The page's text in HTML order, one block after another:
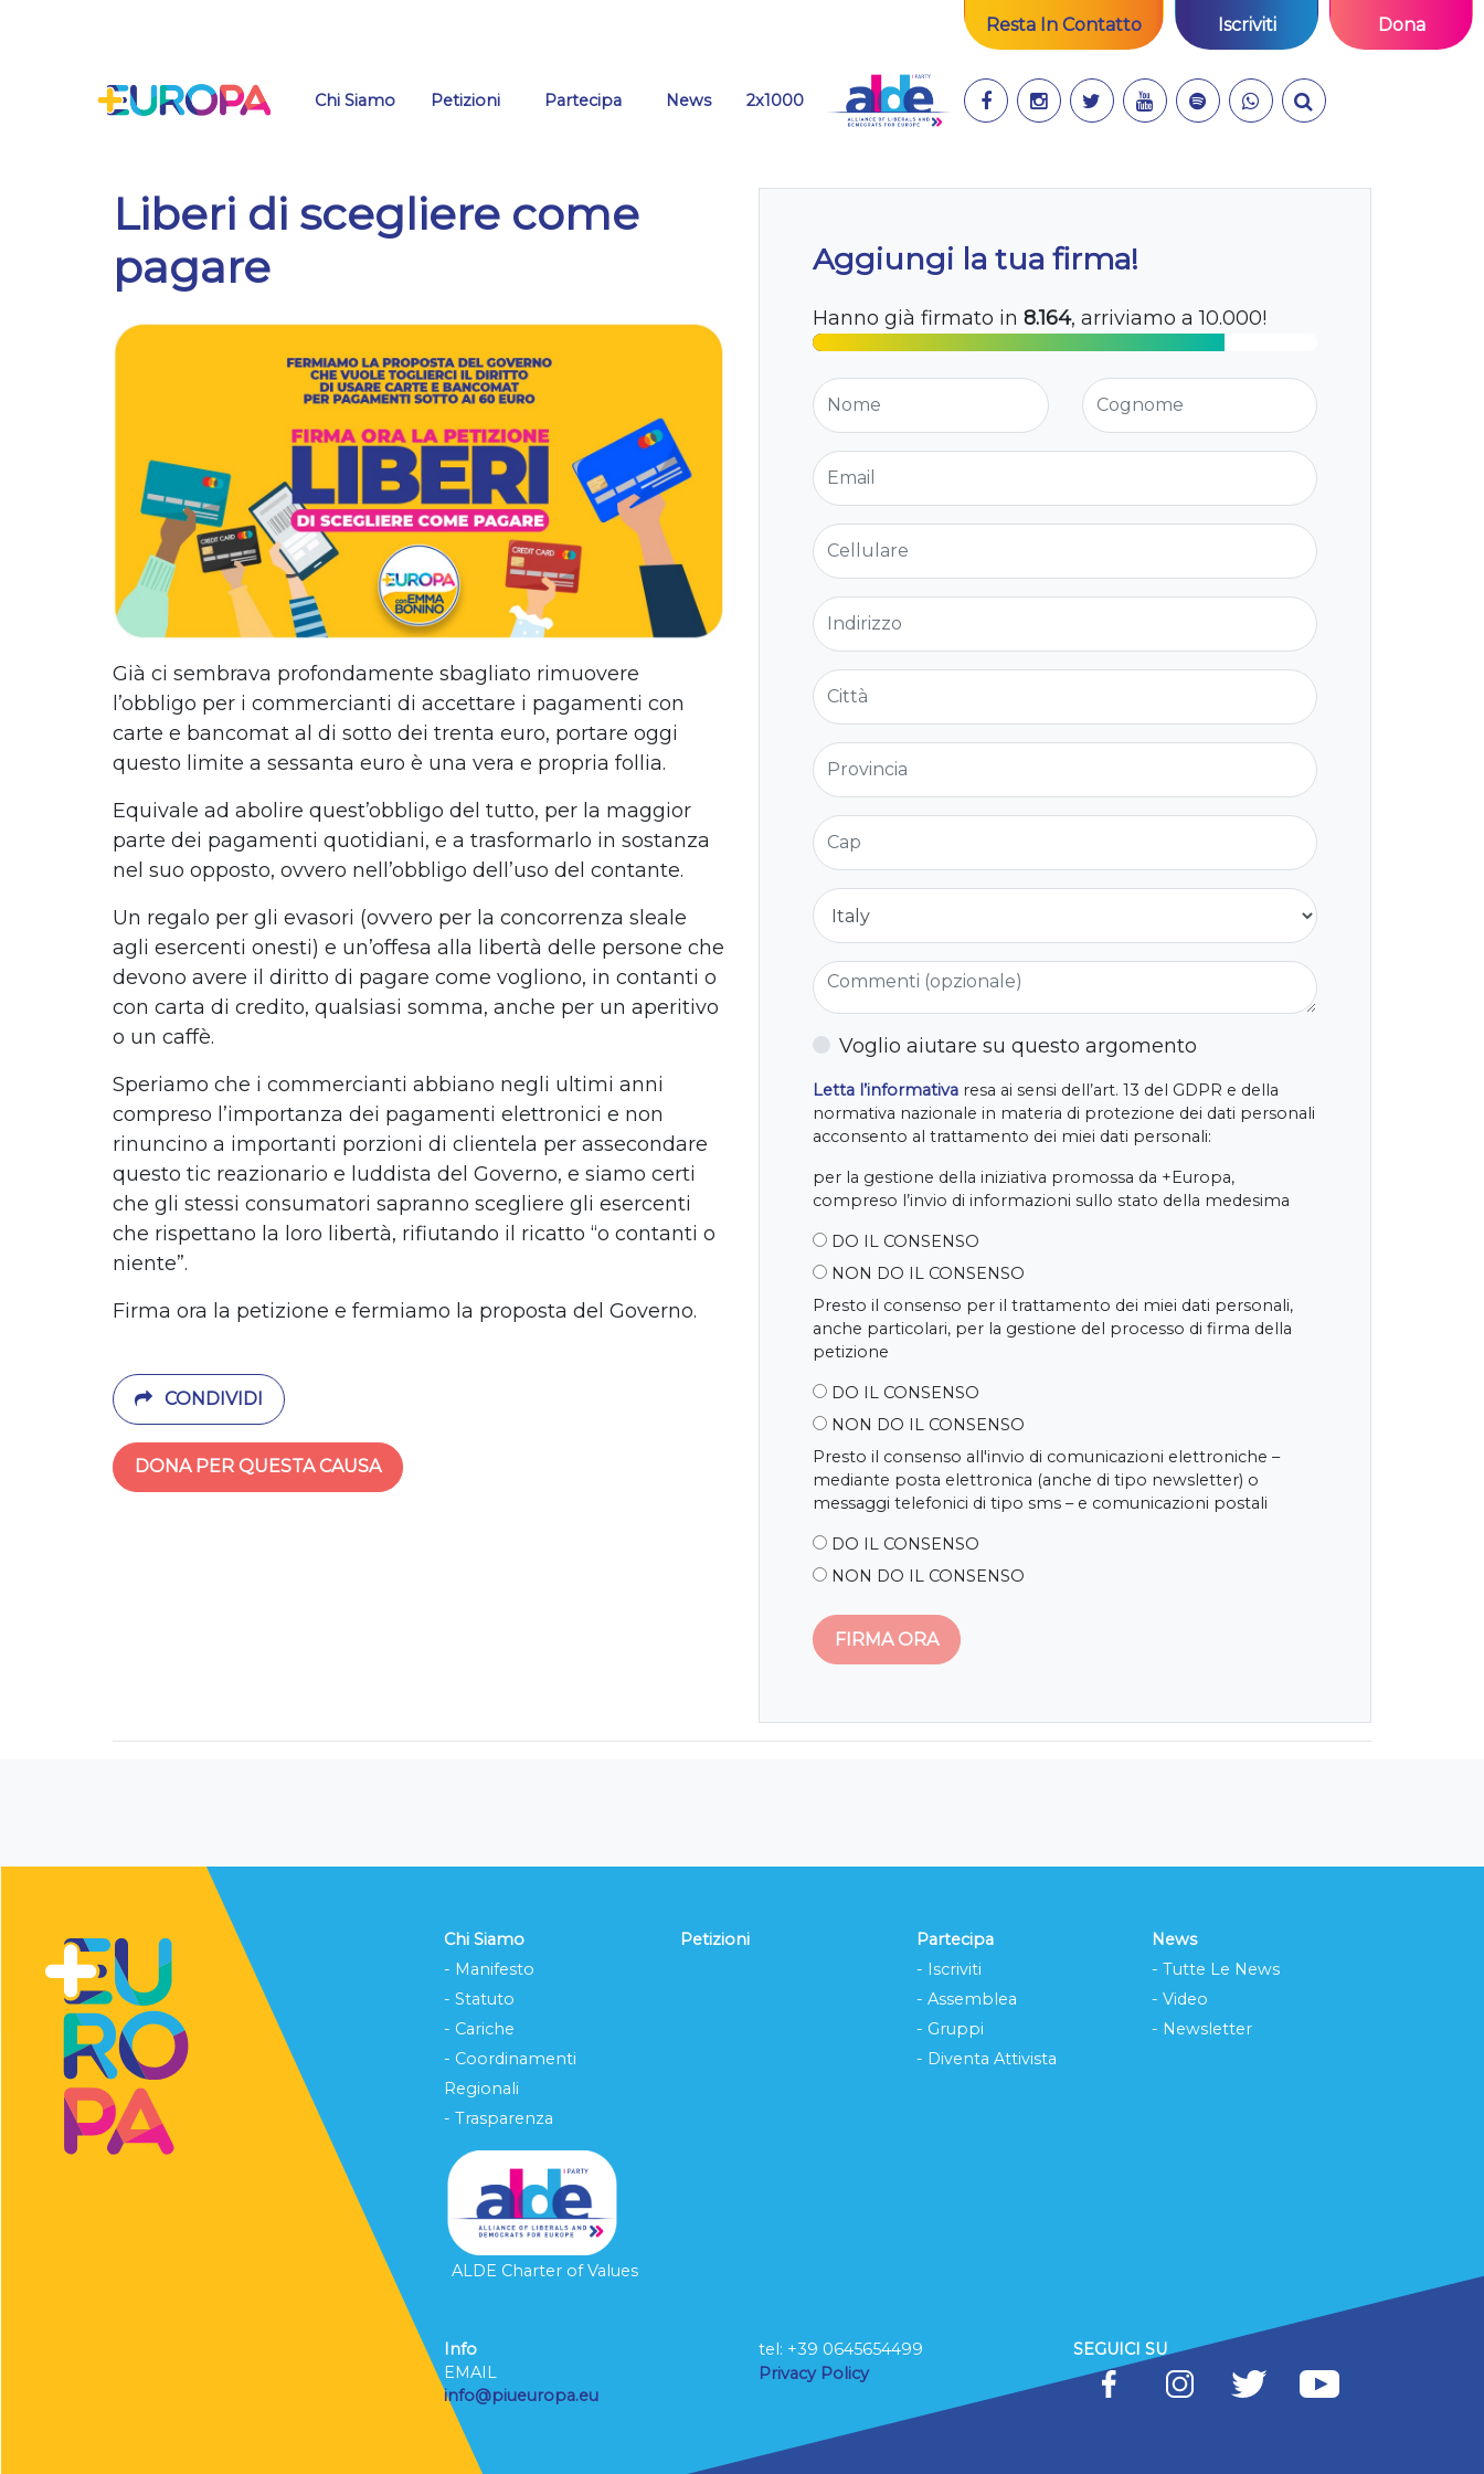
Resta In Contatto Iscriviti Dona
Chi Siamo Petizioni Partecipa News 2x1000
Liberi di scegliere come
pagare
Già ci sembrava profondamente sbagliato rimuovere
l’obbligo per i commercianti di accettare i pagamenti con
carte e bancomat al di sotto dei trenta euro, portare oggi
questo limite a sessanta euro è una vera e propria follia.
Equivale ad abolire quest’obbligo del tutto, per la maggior
parte dei pagamenti quotidiani, e a trasformarlo in sostanza
nel suo opposto, ovvero nell’obbligo dell’uso del contante.
Un regalo per gli evasori (ovvero per la concorrenza sleale
agli esercenti onesti) e un’offesa alla libertà delle persone che
devono avere il diritto di pagare come vogliono, in contanti o
con carta di credito, qualsiasi somma, anche per un aperitivo
o un caffè.
Speriamo che i commercianti abbiano negli ultimi anni
compreso l’importanza dei pagamenti elettronici e non
rinuncino a importanti porzioni di clientela per assecondare
questo tic reazionario e luddista del Governo, e siamo certi
che gli stessi consumatori sapranno scegliere gli esercenti
che rispettano la loro libertà, rifiutando il ricatto “o contanti o
niente”.
Firma ora la petizione e fermiamo la proposta del Governo.
CONDIVIDI
DONA PER QUESTA CAUSA
Aggiungi la tua firma!
Hanno già firmato in 8.164, arriviamo a 10.000!
Nome Cognome
Email
Cellulare
Indirizzo
Città
Provincia
Cap
Nazione
Commenti (opzionale)
Voglio aiutare su questo argomento
Letta l’informativa resa ai sensi dell’art. 13 del GDPR e della
normativa nazionale in materia di protezione dei dati personali
acconsento al trattamento dei miei dati personali:
per la gestione della iniziativa promossa da +Europa,
compreso l’invio di informazioni sullo stato della medesima
DO IL CONSENSO
NON DO IL CONSENSO
Presto il consenso per il trattamento dei miei dati personali,
anche particolari, per la gestione del processo di firma della
petizione
DO IL CONSENSO
NON DO IL CONSENSO
Presto il consenso all'invio di comunicazioni elettroniche –
mediante posta elettronica (anche di tipo newsletter) o
messaggi telefonici di tipo sms – e comunicazioni postali
DO IL CONSENSO
NON DO IL CONSENSO
Chi Siamo
- Manifesto
- Statuto
- Cariche
- Coordinamenti
Regionali
- Trasparenza
ALDE Charter of Values
Petizioni
Partecipa
- Iscriviti
- Assemblea
- Gruppi
- Diventa Attivista
News
- Tutte Le News
- Video
- Newsletter
Info
EMAIL
info@piueuropa.eu
tel: ‭+39 0645654499
Privacy Policy
SEGUICI SU